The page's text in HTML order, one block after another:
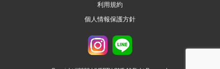
利用規約
個人情報保護方針